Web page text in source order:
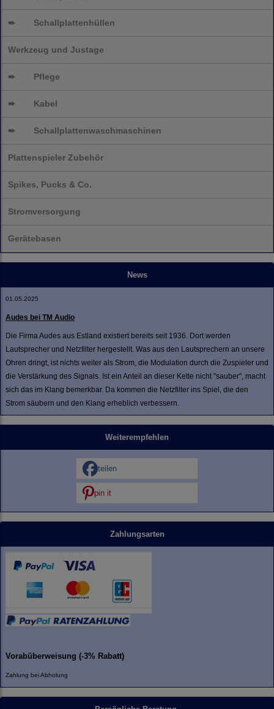
➨ Schallplattenhüllen
Werkzeug und Justage
➨ Pflege
➨ Kabel
➨ Schallplattenwaschmaschinen
Plattenspieler Zubehör
Spikes, Pucks & Co.
Stromversorgung
Gerätebasen
News
01.05.2025
Audes bei TM Audio
Die Firma Audes aus Estland existiert bereits seit 1936. Dort werden
Lautsprecher und Netzfilter hergestellt. Was aus den Lautsprechern an unsere
Ohren dringt, ist nichts weiter als Strom, die Modulation durch die Zuspieler und
die Verstärkung des Signals. Ist ein Anteil an dieser Kette nicht "sauber", macht
sich das im Klang bemerkbar. Da kommen die Netzfilter ins Spiel, die den
Strom säubern und den Klang erheblich verbessern.
Weiterempfehlen
teilen
pin it
Zahlungsarten
Vorabüberweisung (-3% Rabatt)
Zahlung bei Abholung